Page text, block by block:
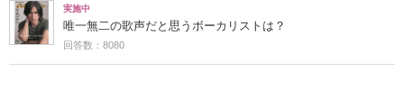
実施中
唯一無二の歌声だと思うボーカリストは？
回答数：8080